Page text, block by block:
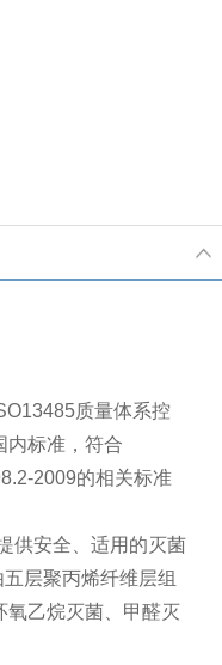
质量体系控
内标准，符合
2009的相关标准
供安全、适用的灭菌
层聚丙烯纤维层组
氧乙烷灭菌、甲醛灭